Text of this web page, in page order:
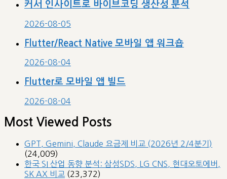
커서 인사이트로 바이브코딩 생산성 분석
2026-08-05
Flutter/React Native 모바일 앱 워크숍
2026-08-04
Flutter로 모바일 앱 빌드
2026-08-04
Most Viewed Posts
GPT, Gemini, Claude 요금제 비교 (2026년 2/4분기)
(24,009)
한국 SI 산업 동향 분석: 삼성SDS, LG CNS, 현대오토에버,
SK AX 비교 (23,372)